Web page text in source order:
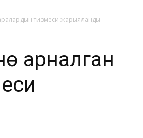
тизмеси жарыяланды
арналган